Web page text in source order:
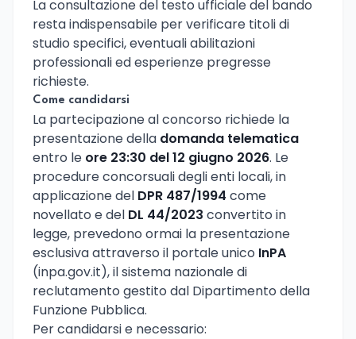
La consultazione del testo ufficiale del bando
resta indispensabile per verificare titoli di
studio specifici, eventuali abilitazioni
professionali ed esperienze pregresse
richieste.
Come candidarsi
La partecipazione al concorso richiede la
presentazione della domanda telematica
entro le ore 23:30 del 12 giugno 2026. Le
procedure concorsuali degli enti locali, in
applicazione del DPR 487/1994 come
novellato e del DL 44/2023 convertito in
legge, prevedono ormai la presentazione
esclusiva attraverso il portale unico InPA
(inpa.gov.it), il sistema nazionale di
reclutamento gestito dal Dipartimento della
Funzione Pubblica.
Per candidarsi e necessario: